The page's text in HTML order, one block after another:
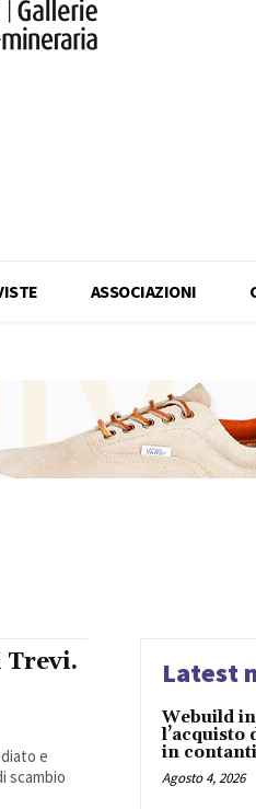
ASSOCIAZIONI
Trevi.
e
scambio
Latest
Webuild
l’acquisto
in
Agosto 4, 2026